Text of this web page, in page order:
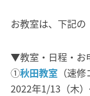
お教室は、下記の
▼教室・日程・お
①秋田教室（速修
2022年1/13（木）